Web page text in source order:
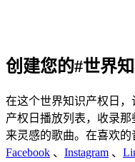
创建您的#世界
在这个世界知识产权日
产权日播放列表，收录
来灵感的歌曲。在喜欢
Facebook 、 Instagram 、